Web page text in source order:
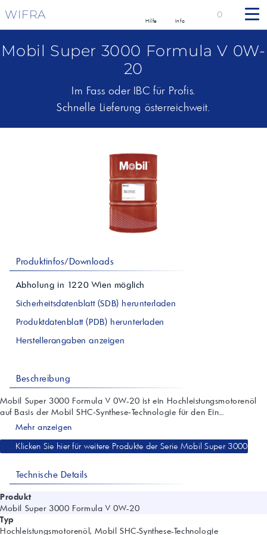
WIFRA Hilfe Info
0
Mobil Super 3000 Formula V 0W-
20
Im Fass oder IBC für Profis.
Schnelle Lieferung österreichweit.
Produktinfos/Downloads
Abholung in 1220 Wien möglich
Sicherheitsdatenblatt (SDB) herunterladen
Produktdatenblatt (PDB) herunterladen
Herstellerangaben anzeigen
Beschreibung
Mobil Super 3000 Formula V 0W-20 ist ein Hochleistungsmotorenöl
auf Basis der Mobil SHC‑Synthese‑Technologie für den Ein...
Mehr anzeigen
Klicken Sie hier für weitere Produkte der Serie Mobil Super 3000
Technische Details
Produkt
Mobil Super 3000 Formula V 0W-20
Typ
Hochleistungsmotorenöl, Mobil SHC-Synthese-Technologie